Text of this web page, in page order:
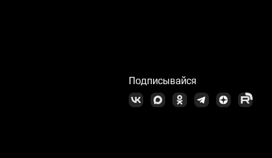
Подписывайся